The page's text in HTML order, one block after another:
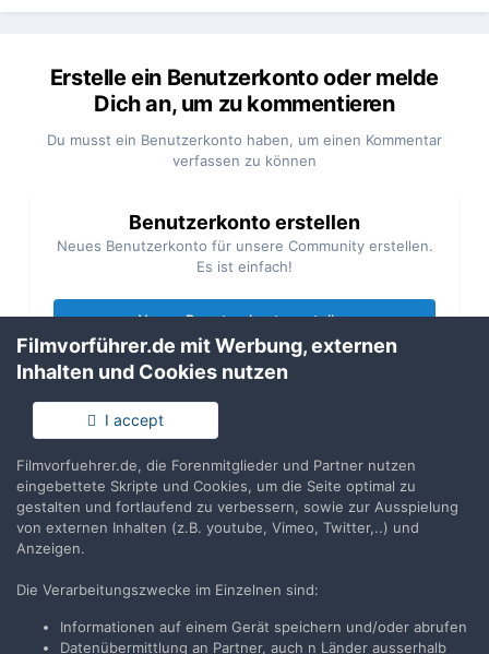
Erstelle ein Benutzerkonto oder melde
Dich an, um zu kommentieren
Du musst ein Benutzerkonto haben, um einen Kommentar
verfassen zu können
Benutzerkonto erstellen
Neues Benutzerkonto für unsere Community erstellen.
Es ist einfach!
Neues Benutzerkonto erstellen
Du hast bereits ein Benutzerkonto? Melde Dich hier an.
Jetzt anmelden
Teilen Folgen
Filmvorführer.de mit Werbung, externen
Inhalten und Cookies nutzen
I accept
Filmvorfuehrer.de, die Forenmitglieder und Partner nutzen
eingebettete Skripte und Cookies, um die Seite optimal zu
gestalten und fortlaufend zu verbessern, sowie zur Ausspielung
von externen Inhalten (z.B. youtube, Vimeo, Twitter,..) und
Anzeigen.
Die Verarbeitungszwecke im Einzelnen sind:
Informationen auf einem Gerät speichern und/oder abrufen
Datenübermittlung an Partner, auch n Länder ausserhalb